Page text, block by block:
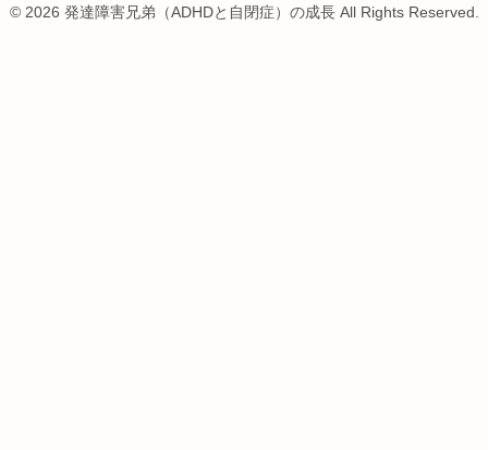
© 2026 発達障害兄弟（ADHDと自閉症）の成長 All Rights Reserved.